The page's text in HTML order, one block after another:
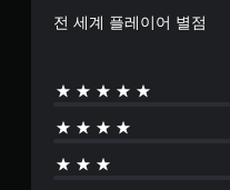
전 세계 플레이어 별점